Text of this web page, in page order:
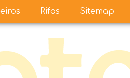
Rifas Sitemap